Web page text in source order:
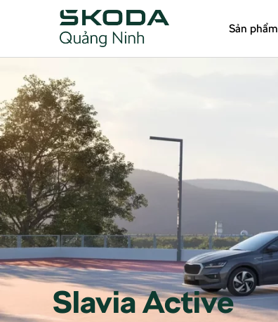
Sản phẩm
Slavia Active
Slavia Active